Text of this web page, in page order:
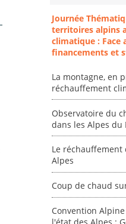
"Changement
climatique en
France - État des
connaissances en
[ Ressource électronique ]
de
[
0000
Journée
territoires alpins
climatique : Face
financements et
La montagne, en
réchauffement
Observatoire du
dans les Alpes
Le
Alpes
Coup de chaud
Convention